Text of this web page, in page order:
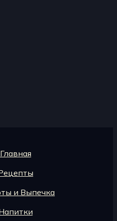
Главная
и Выпечка